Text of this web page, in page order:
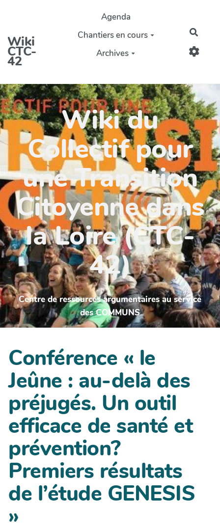
Aller au contenu principal
Wiki
CTC-
42
Agenda
Chantiers en cours
Archives
Wiki du
Collectif pour
une Transition
Citoyenne dans
la Loire (CTC-
42)
Centre de ressources argumentaires au service
des COMMUNS
Conférence « le
Jeûne : au-delà des
préjugés. Un outil
efficace de santé et
prévention?
Premiers résultats
de l’étude GENESIS
»